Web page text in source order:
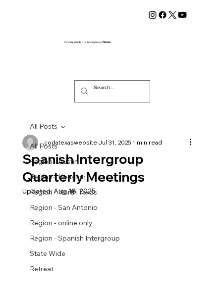
Codependents AnonymousTexas
All Posts
Region - Austin
Region - Houston
Region - North Texas
Region - San Antonio
Region - online only
Region - Spanish Intergroup
State Wide
Retreat
All Posts
Spanish Intergroup
Quarterly Meetings
codatexaswebsiteJul 31, 20251 min read
Updated: Aug 18, 2025